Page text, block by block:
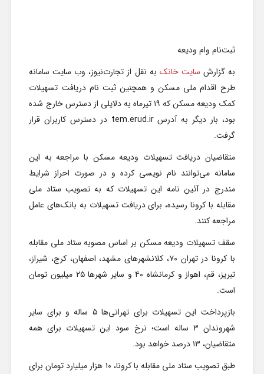
ثبت‌نام وام ودیعه
به گزارش سایت خانک به نقل از تجارت‌نیوز، وب سایت سامانه
طرح اقدام ملی مسکن و همچنین ثبت نام دریافت تسهیلات
کمک ودیعه مسکن که ۱۹ تیرماه به دلایلی از دسترس خارج شده
بود، بار دیگر به آدرس tem.erud.ir در دسترس کاربران قرار
گرفت.
متقاضیان دریافت تسهیلات ودیعه مسکن با مراجعه به این
سامانه می‌توانند نام نویسی کرده و در صورت احراز شرایط
مندرج در آئین نامه این تسهیلات که به تصویب ستاد ملی
مقابله با کرونا رسیده، برای دریافت تسهیلات به بانک‌های عامل
مراجعه کنند.
سقف تسهیلات ودیعه مسکن بر اساس مصوبه ستاد ملی مقابله
با کرونا در تهران ۷۰، کلانشهرهای مشهد، اصفهان، کرج، شیراز،
تبریز، قم، اهواز و کرمانشاه ۴۰ و سایر شهرها ۲۵ میلیون تومان
است.
بازپرداخت این تسهیلات برای تهرانی‌ها ۵ ساله و برای سایر
شهروندان ۳ ساله است؛ نرخ سود این تسهیلات برای همه
متقاضیان، ۱۳ درصد خواهد بود.
طبق تصویب ستاد ملی مقابله با کرونا، ۱۰ هزار میلیارد تومان برای